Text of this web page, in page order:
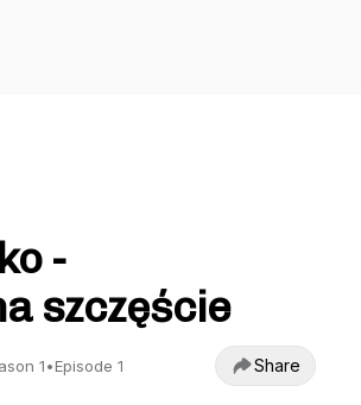
-
szczęście
1•Episode 1 Share